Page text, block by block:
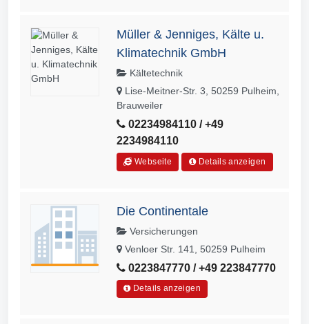
Müller & Jenniges, Kälte u.
Klimatechnik GmbH
Kältetechnik
Lise-Meitner-Str. 3, 50259 Pulheim,
Brauweiler
02234984110 / +49
2234984110
Webseite Details anzeigen
Die Continentale
Versicherungen
Venloer Str. 141, 50259 Pulheim
0223847770 / +49 223847770
Details anzeigen